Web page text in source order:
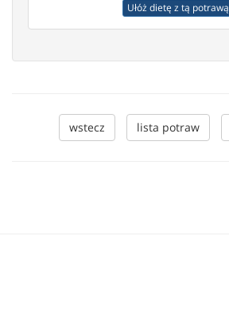
Ułóż dietę z tą potrawą
wstecz lista potraw